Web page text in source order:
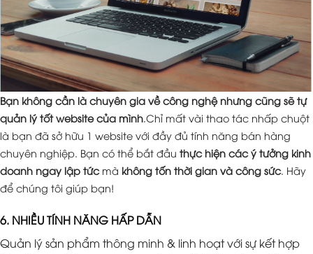
Bạn không cần là chuyên gia về công nghệ nhưng cũng sẽ tự
quản lý tốt website của mình.Chỉ mất vài thao tác nhấp chuột
là bạn đã sở hữu 1 website với đầy đủ tính năng bán hàng
chuyên nghiệp. Bạn có thể bắt đầu thực hiện các ý tưởng kinh
doanh ngay lập tứcmà không tốn thời gian và công sức. Hãy
để chúng tôi giúp bạn!
6. NHIỀU TÍNH NĂNG HẤP DẪN
Quản lý sản phẩm thông minh & linh hoạt với sự kết hợp